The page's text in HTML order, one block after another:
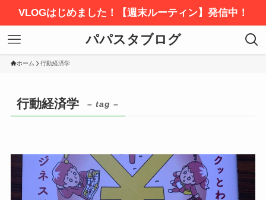
VLOGはじめました！【週末ルーティン】発信中！
パパスタブログ
ホーム 行動経済学
行動経済学 – tag –